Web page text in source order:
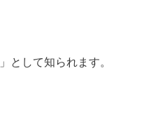
」として知られます。